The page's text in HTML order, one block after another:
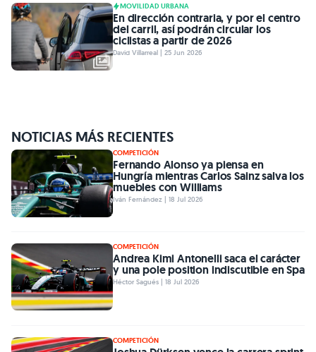
MOVILIDAD URBANA
En dirección contraria, y por el centro
del carril, así podrán circular los
ciclistas a partir de 2026
David Villarreal | 25 Jun 2026
NOTICIAS MÁS RECIENTES
COMPETICIÓN
Fernando Alonso ya piensa en
Hungría mientras Carlos Sainz salva los
muebles con Williams
Iván Fernández | 18 Jul 2026
COMPETICIÓN
Andrea Kimi Antonelli saca el carácter
y una pole position indiscutible en Spa
Héctor Sagués | 18 Jul 2026
COMPETICIÓN